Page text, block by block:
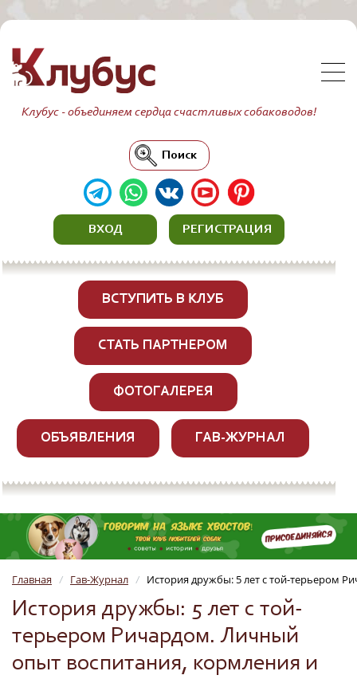
Клубус - объединяем сердца счастливых собаководов!
Поиск
ВХОД РЕГИСТРАЦИЯ
ВСТУПИТЬ В КЛУБ
СТАТЬ ПАРТНЕРОМ
ФОТОГАЛЕРЕЯ
ОБЪЯВЛЕНИЯ ГАВ-ЖУРНАЛ
Главная / Гав-Журнал / История дружбы: 5 лет с той-терьером
История дружбы: 5 лет с той-
терьером Ричардом. Личный
опыт воспитания, кормления и